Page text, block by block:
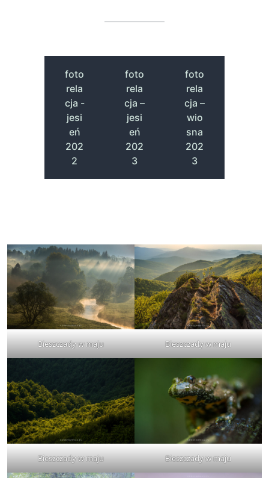
foto
rela
cja -
jesi
eń
202
2
foto
rela
cja –
jesi
eń
202
3
foto
rela
cja –
wio
sna
202
3
Bieszczady w maju Bieszczady w maju
Bieszczady w maju Bieszczady w maju